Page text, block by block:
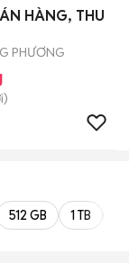
HÀNG, THU
PHƯƠNG
512 GB 1 TB